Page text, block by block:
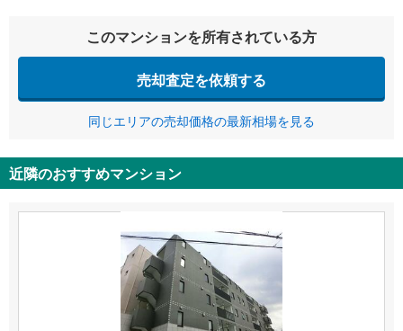
このマンションを所有されている方
売却査定を依頼する
同じエリアの売却価格の最新相場を見る
近隣のおすすめマンション